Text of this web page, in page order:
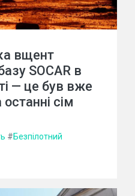
вщент
SOCAR в
— це був вже
сім
#Безпілотний